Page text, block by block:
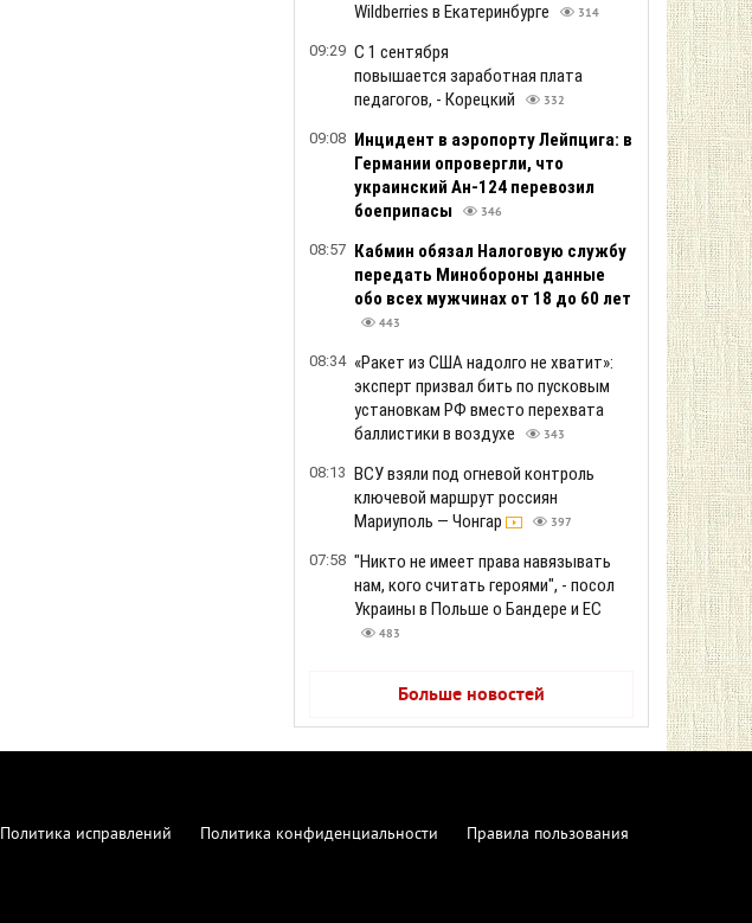
Wildberries в Екатеринбурге
314
09:29 С 1 сентября
повышается заработная плата
педагогов, - Корецкий
332
09:08 Инцидент в аэропорту Лейпцига: в
Германии опровергли, что
украинский Ан-124 перевозил
боеприпасы
346
08:57 Кабмин обязал Налоговую службу
передать Минобороны данные
обо всех мужчинах от 18 до 60 лет
443
08:34 «Ракет из США надолго не хватит»:
эксперт призвал бить по пусковым
установкам РФ вместо перехвата
баллистики в воздухе
343
08:13 ВСУ взяли под огневой контроль
ключевой маршрут россиян
Мариуполь — Чонгар
397
07:58 "Никто не имеет права навязывать
нам, кого считать героями", - посол
Украины в Польше о Бандере и ЕС
483
Больше новостей
Политика исправлений Политика конфиденциальности
Правила пользования